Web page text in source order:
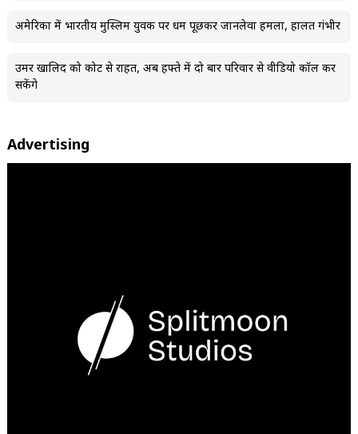
अमेरिका में भारतीय मुस्लिम युवक पर धर्म पूछकर जानलेवा हमला, हालत गंभीर
उमर खालिद को कोर्ट से राहत, अब हफ्ते में दो बार परिवार से वीडियो कॉल कर
सकेंगे
Advertising